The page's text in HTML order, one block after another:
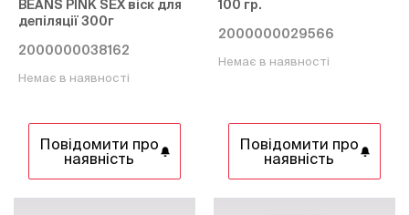
BEANS PINK SEX віск для
депіляції 300г
2000000038162
Немає в наявності
Повідомити про
наявність
100 гр.
2000000029566
Немає в наявності
Повідомити про
наявність